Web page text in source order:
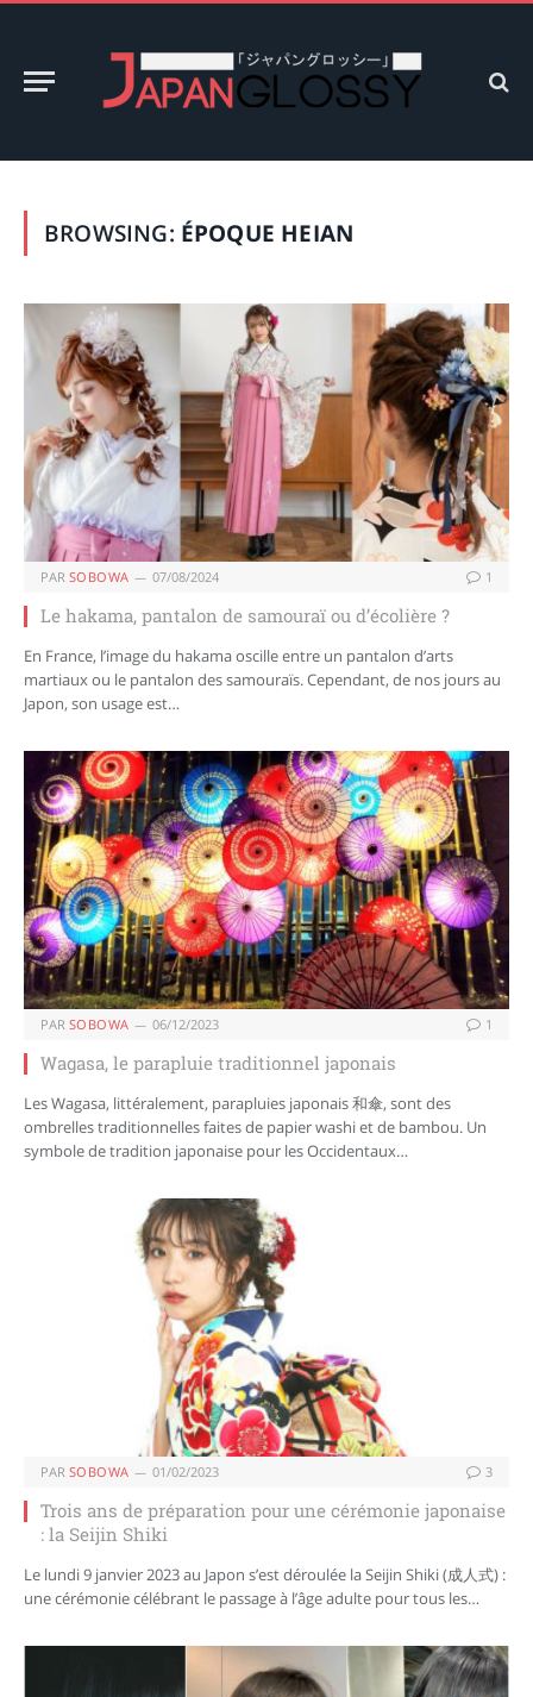
BROWSING: ÉPOQUE HEIAN
PAR SOBOWA 07/08/2024 1
Le hakama, pantalon de samouraï ou d’écolière ?
En France, l’image du hakama oscille entre un pantalon d’arts
martiaux ou le pantalon des samouraïs. Cependant, de nos jours au
Japon, son usage est…
PAR SOBOWA 06/12/2023 1
Wagasa, le parapluie traditionnel japonais
Les Wagasa, littéralement, parapluies japonais 和傘, sont des
ombrelles traditionnelles faites de papier washi et de bambou. Un
symbole de tradition japonaise pour les Occidentaux…
PAR SOBOWA 01/02/2023 3
Trois ans de préparation pour une cérémonie japonaise
: la Seijin Shiki
Le lundi 9 janvier 2023 au Japon s’est déroulée la Seijin Shiki (成人式) :
une cérémonie célébrant le passage à l’âge adulte pour tous les…